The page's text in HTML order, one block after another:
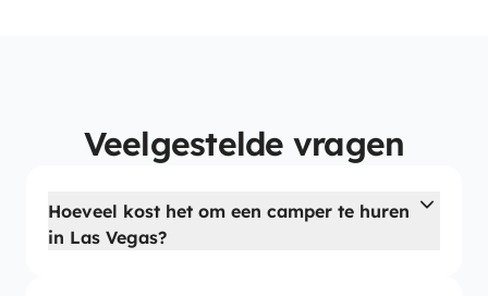
Veelgestelde vragen
Hoeveel kost het om een camper te huren
in Las Vegas?